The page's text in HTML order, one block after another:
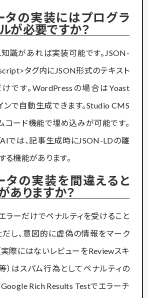
タの実装にはプログラ
が必要ですか？
識があれば実装可能です。JSON-
タグ内にJSON形式のテキスト
です。WordPressの場合はYoast
ンで自動生成できます。Studio CMS
コード機能で埋め込みが可能です。
AIでは、記事生成時にJSON-LDの雛
機能があります。
タの実装を間違えると
ありますか？
ラーだけでペナルティを受けること
だし、意図的に虚偽の情報をマーク
実際にはないレビューをReviewスキ
）はスパム行為としてペナルティの
Google Rich Results Testでエラーチ